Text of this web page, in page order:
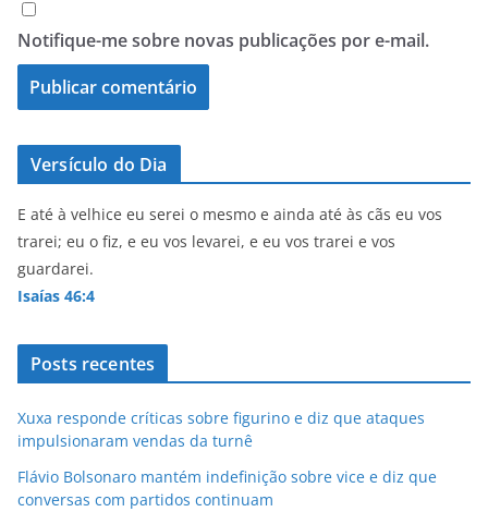
Notifique-me sobre novas publicações por e-mail.
Versículo do Dia
E até à velhice eu serei o mesmo e ainda até às cãs eu vos
trarei; eu o fiz, e eu vos levarei, e eu vos trarei e vos
guardarei.
Isaías 46:4
Posts recentes
Xuxa responde críticas sobre figurino e diz que ataques
impulsionaram vendas da turnê
Flávio Bolsonaro mantém indefinição sobre vice e diz que
conversas com partidos continuam